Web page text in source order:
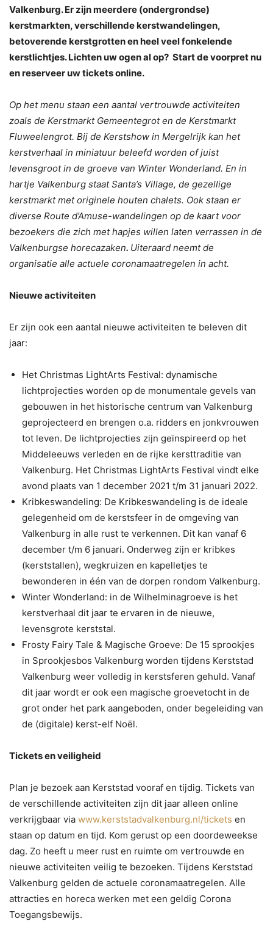
Valkenburg. Er zijn meerdere (ondergrondse)
kerstmarkten, verschillende kerstwandelingen,
betoverende kerstgrotten en heel veel fonkelende
kerstlichtjes. Lichten uw ogen al op? Start de voorpret nu
en reserveer uw tickets online.
Op het menu staan een aantal vertrouwde activiteiten
zoals de Kerstmarkt Gemeentegrot en de Kerstmarkt
Fluweelengrot. Bij de Kerstshow in Mergelrijk kan het
kerstverhaal in miniatuur beleefd worden of juist
levensgroot in de groeve van Winter Wonderland. En in
hartje Valkenburg staat Santa’s Village, de gezellige
kerstmarkt met originele houten chalets. Ook staan er
diverse Route d’Amuse-wandelingen op de kaart voor
bezoekers die zich met hapjes willen laten verrassen in de
Valkenburgse horecazaken. Uiteraard neemt de
organisatie alle actuele coronamaatregelen in acht.
Nieuwe activiteiten
Er zijn ook een aantal nieuwe activiteiten te beleven dit
jaar:
Het Christmas LightArts Festival: dynamische
lichtprojecties worden op de monumentale gevels van
gebouwen in het historische centrum van Valkenburg
geprojecteerd en brengen o.a. ridders en jonkvrouwen
tot leven. De lichtprojecties zijn geïnspireerd op het
Middeleeuws verleden en de rijke kersttraditie van
Valkenburg. Het Christmas LightArts Festival vindt elke
avond plaats van 1 december 2021 t/m 31 januari 2022.
Kribkeswandeling: De Kribkeswandeling is de ideale
gelegenheid om de kerstsfeer in de omgeving van
Valkenburg in alle rust te verkennen. Dit kan vanaf 6
december t/m 6 januari. Onderweg zijn er kribkes
(kerststallen), wegkruizen en kapelletjes te
bewonderen in één van de dorpen rondom Valkenburg.
Winter Wonderland: in de Wilhelminagroeve is het
kerstverhaal dit jaar te ervaren in de nieuwe,
levensgrote kerststal.
Frosty Fairy Tale & Magische Groeve: De 15 sprookjes
in Sprookjesbos Valkenburg worden tijdens Kerststad
Valkenburg weer volledig in kerstsferen gehuld. Vanaf
dit jaar wordt er ook een magische groevetocht in de
grot onder het park aangeboden, onder begeleiding van
de (digitale) kerst-elf Noël.
Tickets en veiligheid
Plan je bezoek aan Kerststad vooraf en tijdig. Tickets van
de verschillende activiteiten zijn dit jaar alleen online
verkrijgbaar via www.kerststadvalkenburg.nl/tickets en
staan op datum en tijd. Kom gerust op een doordeweekse
dag. Zo heeft u meer rust en ruimte om vertrouwde en
nieuwe activiteiten veilig te bezoeken. Tijdens Kerststad
Valkenburg gelden de actuele coronamaatregelen. Alle
attracties en horeca werken met een geldig Corona
Toegangsbewijs.